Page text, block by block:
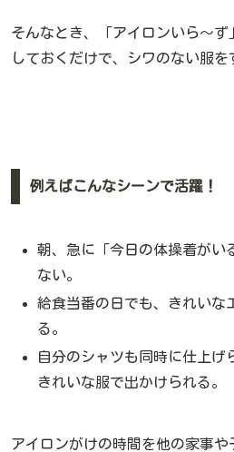
そんなとき、「アイロンいら〜ず
しておくだけで、シワのない服を
例えばこんなシーンで活躍！
朝、急に「今日の体操着がい
ない。
給食当番の日でも、きれいな
る。
自分のシャツも同時に仕上げ
きれいな服で出かけられる。
アイロンがけの時間を他の家事